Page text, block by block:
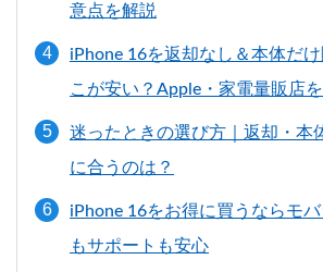
意点を解説
iPhone 16を返却なし＆本体だ
こが安い？Apple・家電量販店
迷ったときの選び方｜返却・本
に合うのは？
iPhone 16をお得に買うならモ
もサポートも安心